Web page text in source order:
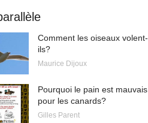
Comment les oiseaux volent-
ils?
Maurice Dijoux
Pourquoi le pain est mauvais
pour les canards?
Gilles Parent